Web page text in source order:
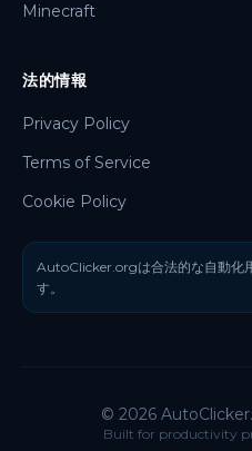
Minecraft
法的情報
Privacy Policy
Terms of Service
Cookie Policy
AutoClicker.orgは合法的な自動化
す。
© 2026
Built for productivity